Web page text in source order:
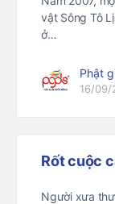
vật Sông Tô
ở…
Phật
16/09/
Rốt cuộc
Người xưa